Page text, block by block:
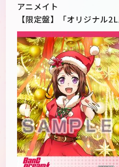
アニメイト
【限定盤】「オリジナル